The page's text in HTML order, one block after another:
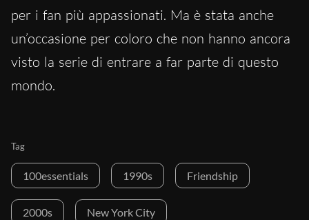
per i fan più appassionati. Ma è stata anche
un’occasione per coloro che non hanno ancora
visto la serie di entrare a far parte di questo
mondo.
Tag
100essentials 1990s Friendship
2000s New York City